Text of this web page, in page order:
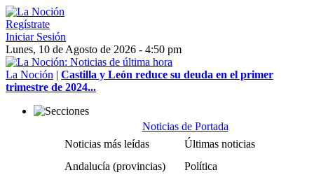
Regístrate
Iniciar Sesión
Lunes, 10 de Agosto de 2026 - 4:50 pm
La Noción | Castilla y León reduce su deuda en el primer
trimestre de 2024...
Noticias de Portada
Noticias más leídas
Últimas noticias
Andalucía (provincias)
Política